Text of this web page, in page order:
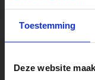
Toestemming
Deze website